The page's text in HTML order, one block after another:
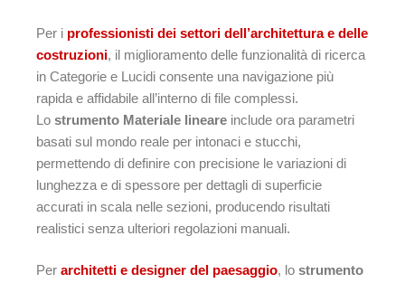
Per i professionisti dei settori dell’architettura e delle
costruzioni, il miglioramento delle funzionalità di ricerca
in Categorie e Lucidi consente una navigazione più
rapida e affidabile all’interno di file complessi.
Lo strumento Materiale lineare include ora parametri
basati sul mondo reale per intonaci e stucchi,
permettendo di definire con precisione le variazioni di
lunghezza e di spessore per dettagli di superficie
accurati in scala nelle sezioni, producendo risultati
realistici senza ulteriori regolazioni manuali.
Per architetti e designer del paesaggio, lo strumento